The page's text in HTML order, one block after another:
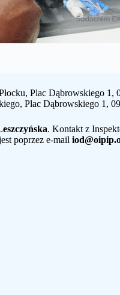
Plac Dąbrowskiego
Plac Dąbrowskiego 1,
. Kontakt z
poprzez e-mail